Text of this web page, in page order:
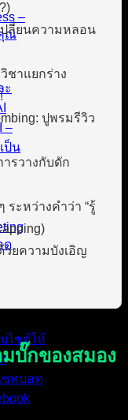
–
ณ
ะ
–
ป็น
ด
บไซต์ให้
ชทบอท
ปลี่ยนความหลอน
ชาแยกร่าง
ปูพรมรีวิว
ารวางกับดัก
ระหว่างคำว่า “รู้
ยความบังเอิญ
บั๊กของสมอง